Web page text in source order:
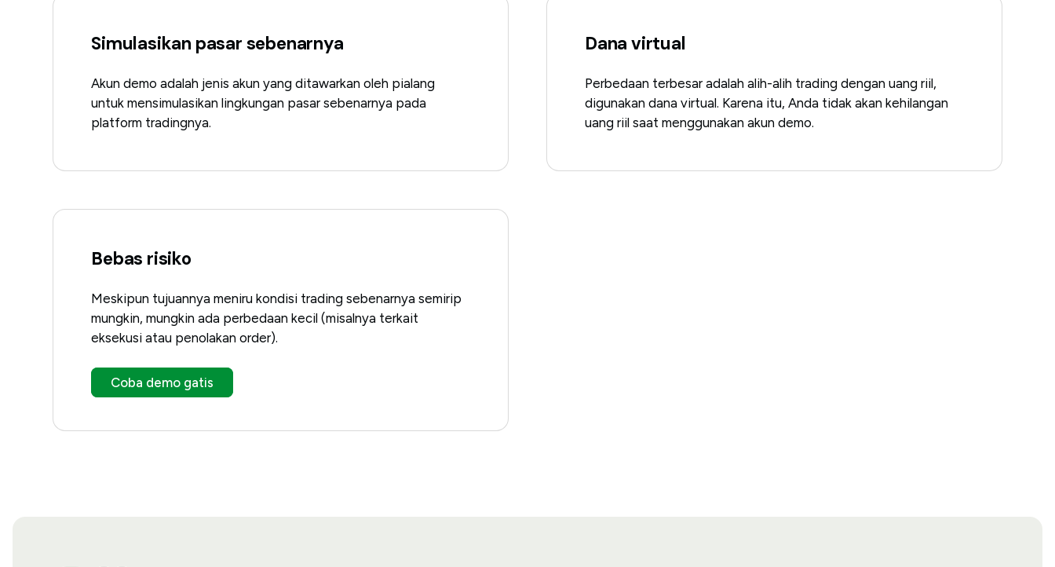
Simulasikan pasar sebenarnya
Akun demo adalah jenis akun yang ditawarkan oleh pialang
untuk mensimulasikan lingkungan pasar sebenarnya pada
platform tradingnya.
Dana virtual
Perbedaan terbesar adalah alih-alih trading dengan uang riil,
digunakan dana virtual. Karena itu, Anda tidak akan kehilangan
uang riil saat menggunakan akun demo.
Bebas risiko
Meskipun tujuannya meniru kondisi trading sebenarnya semirip
mungkin, mungkin ada perbedaan kecil (misalnya terkait
eksekusi atau penolakan order).
Coba demo gatis